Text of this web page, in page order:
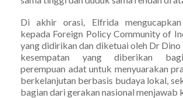
Di akhir orasi, Elfrida
kepada Foreign Policy Community of
yang didirikan dan diketuai oleh Dr Dino
kesempatan yang diberikan
perempuan adat untuk menyuarakan
berkelanjutan berbasis budaya lokal,
bagian dari gerakan nasional menjawab